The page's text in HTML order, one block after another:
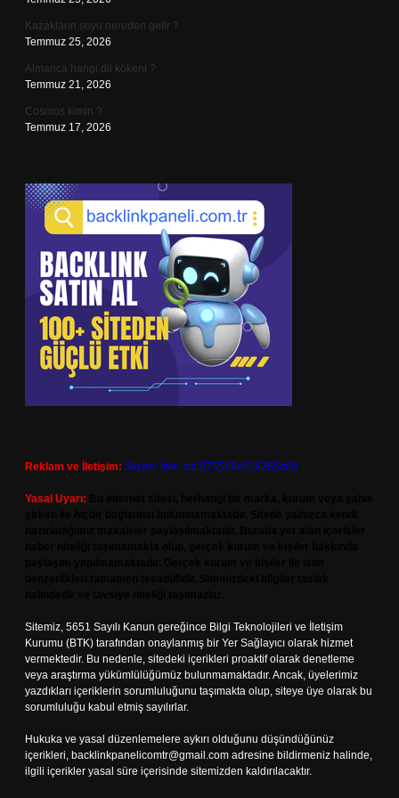
Kazakların soyu nereden gelir ?
Temmuz 25, 2026
Almanca hangi dil kökeni ?
Temmuz 21, 2026
Cosmos kimin ?
Temmuz 17, 2026
Reklam ve İletişim: Skype: live:.cid.575569c608265c69
Yasal Uyarı:
Sitemiz, 5651 Sayılı Kanun gereğince Bilgi Teknolojileri ve İletişim
Kurumu (BTK) tarafından onaylanmış bir Yer Sağlayıcı olarak hizmet
vermektedir. Bu nedenle, sitedeki içerikleri proaktif olarak denetleme
veya araştırma yükümlülüğümüz bulunmamaktadır. Ancak, üyelerimiz
yazdıkları içeriklerin sorumluluğunu taşımakta olup, siteye üye olarak bu
sorumluluğu kabul etmiş sayılırlar.
Hukuka ve yasal düzenlemelere aykırı olduğunu düşündüğünüz
içerikleri, backlinkpanelicomtr@gmail.com adresine bildirmeniz halinde,
ilgili içerikler yasal süre içerisinde sitemizden kaldırılacaktır.